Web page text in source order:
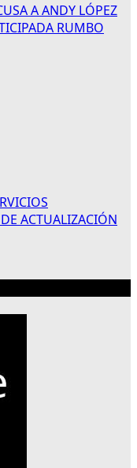
A ANDY LÓPEZ
RUMBO
ACTUALIZACIÓN